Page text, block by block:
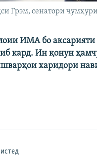
Грэм, сенатори
ИМА бо
кард. Ин қонун
харидори